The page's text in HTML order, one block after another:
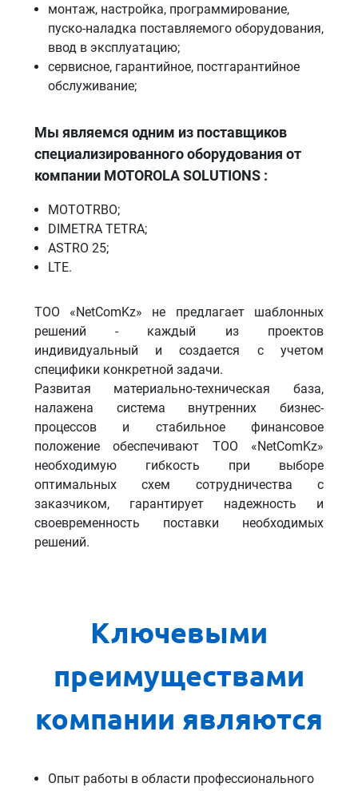
монтаж, настройка, программирование,
пуско-наладка поставляемого оборудования,
ввод в эксплуатацию;
сервисное, гарантийное, постгарантийное
обслуживание;
Мы являемся одним из поставщиков
специализированного оборудования от
компании MOTOROLA SOLUTIONS :
MOTOTRBO;
DIMETRA TETRA;
ASTRO 25;
LTE.
ТОО «NetComKz» не предлагает шаблонных
решений - каждый из проектов
индивидуальный и создается с учетом
специфики конкретной задачи.
Развитая материально-техническая база,
налажена система внутренних бизнес-
процессов и стабильное финансовое
положение обеспечивают ТОО «NetComKz»
необходимую гибкость при выборе
оптимальных схем сотрудничества с
заказчиком, гарантирует надежность и
своевременность поставки необходимых
решений.
Ключевыми
преимуществами
компании являются
Опыт работы в области профессионального